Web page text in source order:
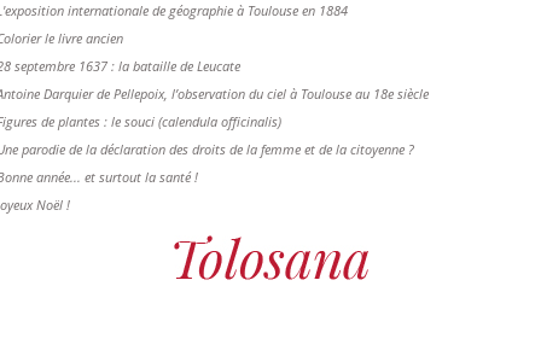
internationale de géographie à Toulouse en 1884
le livre ancien
septembre 1637 : la bataille de Leucate
Darquier de Pellepoix, l’observation du ciel à Toulouse au 18e siècle
de plantes : le souci (calendula officinalis)
parodie de la déclaration des droits de la femme et de la citoyenne ?
année... et surtout la santé !
Noël !